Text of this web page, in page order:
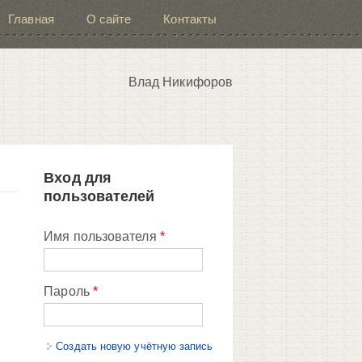
Главная О сайте Контакты
Влад Никифоров
Вход для
пользователей
Имя пользователя *
Пароль *
Создать новую учётную запись